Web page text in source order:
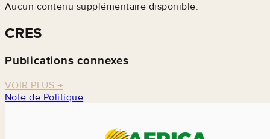
Aucun contenu supplémentaire disponible.
CRES
Publications connexes
VOIR PLUS →
Note de Politique